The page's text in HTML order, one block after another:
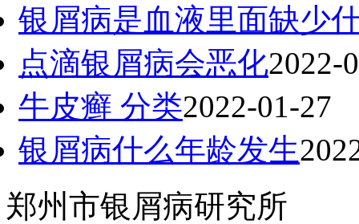
银屑病是血液里面缺少
点滴银屑病会恶化2022-
牛皮癣 分类2022-01-27
银屑病什么年龄发生
郑州市银屑病研究所